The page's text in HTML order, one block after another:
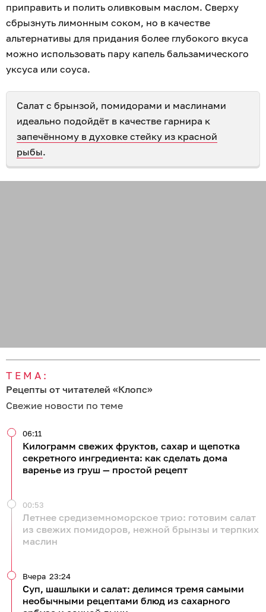
приправить и полить оливковым маслом. Сверху
сбрызнуть лимонным соком, но в качестве
альтернативы для придания более глубокого вкуса
можно использовать пару капель бальзамического
уксуса или соуса.
Салат с брынзой, помидорами и маслинами
идеально подойдёт в качестве гарнира к
запечённому в духовке стейку из красной
рыбы.
ТЕМА:
Рецепты от читателей «Клопс»
Свежие новости по теме
Килограмм свежих фруктов, сахар и щепотка
секретного ингредиента: как сделать дома
варенье из груш — простой рецепт
06:11
Летнее средиземноморское трио: готовим салат
из свежих помидоров, нежной брынзы и терпких
маслин
00:53
Суп, шашлыки и салат: делимся тремя самыми
необычными рецептами блюд из сахарного
Вчера 23:24